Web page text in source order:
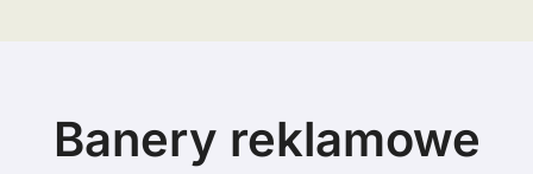
Banery reklamowe